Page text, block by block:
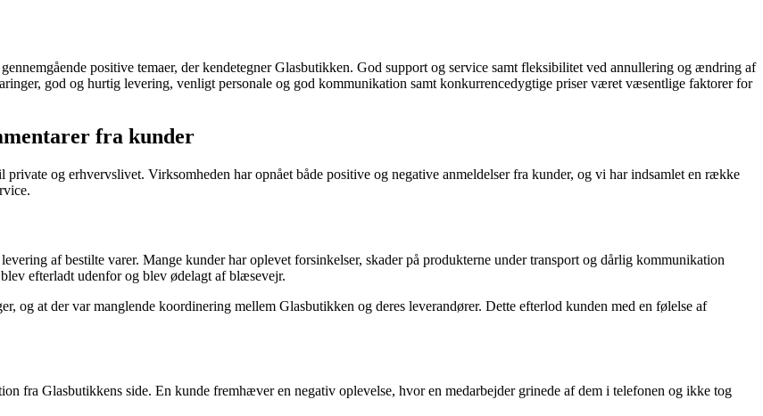
positive temaer, der kendetegner Glasbutikken. God support og service samt fleksibilitet ved annullering og ændring af
god og hurtig levering, venligt personale og god kommunikation samt konkurrencedygtige priser været væsentlige faktorer for
fra kunder
og erhvervslivet. Virksomheden har opnået både positive og negative anmeldelser fra kunder, og vi har indsamlet en række
af bestilte varer. Mange kunder har oplevet forsinkelser, skader på produkterne under transport og dårlig kommunikation
efterladt udenfor og blev ødelagt af blæsevejr.
og at der var manglende koordinering mellem Glasbutikken og deres leverandører. Dette efterlod kunden med en følelse af
fra Glasbutikkens side. En kunde fremhæver en negativ oplevelse, hvor en medarbejder grinede af dem i telefonen og ikke tog